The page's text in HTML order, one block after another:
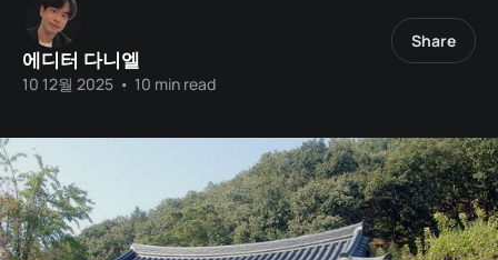
에디터 다니엘
10 12월 2025 • 10 min read
Share